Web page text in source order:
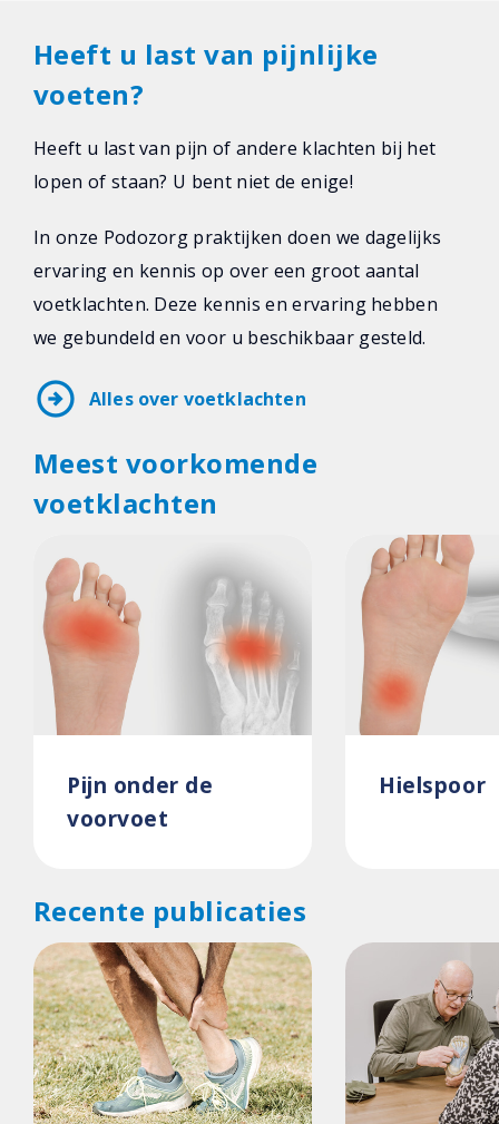
Heeft u last van pijnlijke
voeten?
Heeft u last van pijn of andere klachten bij het
lopen of staan? U bent niet de enige!
In onze Podozorg praktijken doen we dagelijks
ervaring en kennis op over een groot aantal
voetklachten. Deze kennis en ervaring hebben
we gebundeld en voor u beschikbaar gesteld.
arrow_circle_right Alles over voetklachten
Meest voorkomende
voetklachten
Pijn onder de
voorvoet
Hielspoor
Recente publicaties